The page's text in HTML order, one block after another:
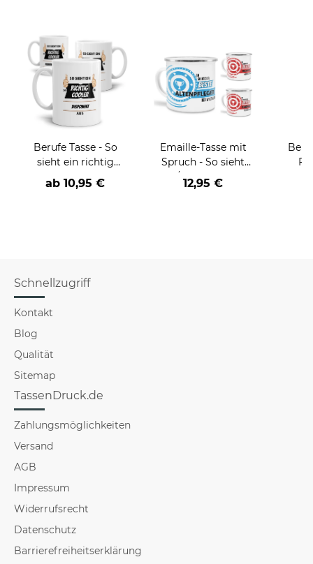
Berufe Tasse - So
sieht ein richtig
cooler -BERUF- aus
ab 10,95 €
Emaille-Tasse mit
Spruch - So sieht
der/die beste - Ihr
Beruf - aus
12,95 €
Schnellzugriff
Kontakt
Blog
Qualität
Sitemap
TassenDruck.de
Zahlungsmöglichkeiten
Versand
AGB
Impressum
Widerrufsrecht
Datenschutz
Barrierefreiheitserklärung